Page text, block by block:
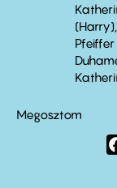
(Harry)
Megosztom